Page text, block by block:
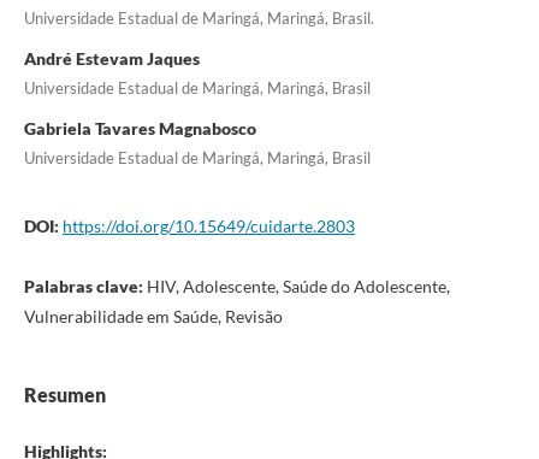
Universidade Estadual de Maringá, Maringá, Brasil.
André Estevam Jaques
Universidade Estadual de Maringá, Maringá, Brasil
Gabriela Tavares Magnabosco
Universidade Estadual de Maringá, Maringá, Brasil
DOI: https://doi.org/10.15649/cuidarte.2803
Palabras clave: HIV, Adolescente, Saúde do Adolescente,
Vulnerabilidade em Saúde, Revisão
Resumen
Highlights: